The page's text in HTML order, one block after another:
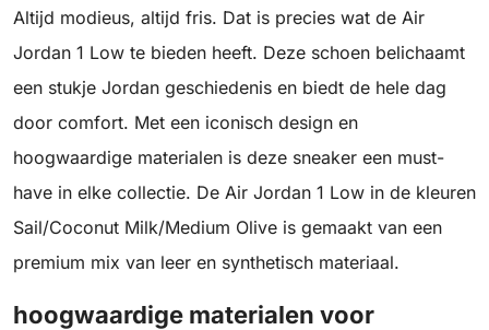
Altijd modieus, altijd fris. Dat is precies wat de Air
Jordan 1 Low te bieden heeft. Deze schoen belichaamt
een stukje Jordan geschiedenis en biedt de hele dag
door comfort. Met een iconisch design en
hoogwaardige materialen is deze sneaker een must-
have in elke collectie. De Air Jordan 1 Low in de kleuren
Sail/Coconut Milk/Medium Olive is gemaakt van een
premium mix van leer en synthetisch materiaal.
hoogwaardige materialen voor